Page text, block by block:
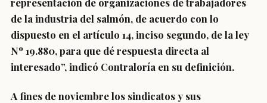
de la industria del salmón, de acuerdo con lo
dispuesto en el artículo 14, inciso segundo, de la ley
Nº 19.880, para que dé respuesta directa al
interesado”, indicó Contraloría en su definición.
A fines de noviembre los sindicatos y sus